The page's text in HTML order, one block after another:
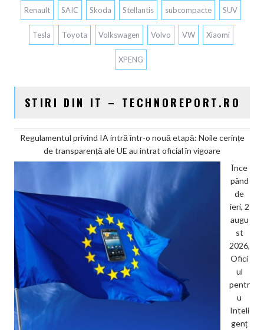
Renault SAIC Skoda Stellantis subcompacte SUV
Tesla Toyota Volkswagen Volvo VW Xiaomi
XPENG
STIRI DIN IT – TECHNOREPORT.RO
Regulamentul privind IA intră într-o nouă etapă: Noile cerințe
de transparență ale UE au intrat oficial în vigoare
Înce
pând
de
ieri, 2
augu
st
2026,
Ofici
ul
pentr
u
Inteli
genț